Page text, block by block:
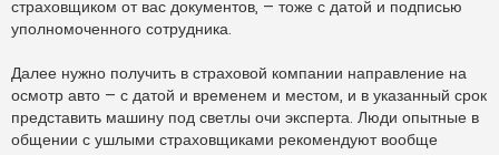
страховщиком от вас документов, – тоже с датой и подписью
уполномоченного сотрудника.
Далее нужно получить в страховой компании направление на
осмотр авто – с датой и временем и местом, и в указанный срок
представить машину под светлы очи эксперта. Люди опытные в
общении с ушлыми страховщиками рекомендуют вообще